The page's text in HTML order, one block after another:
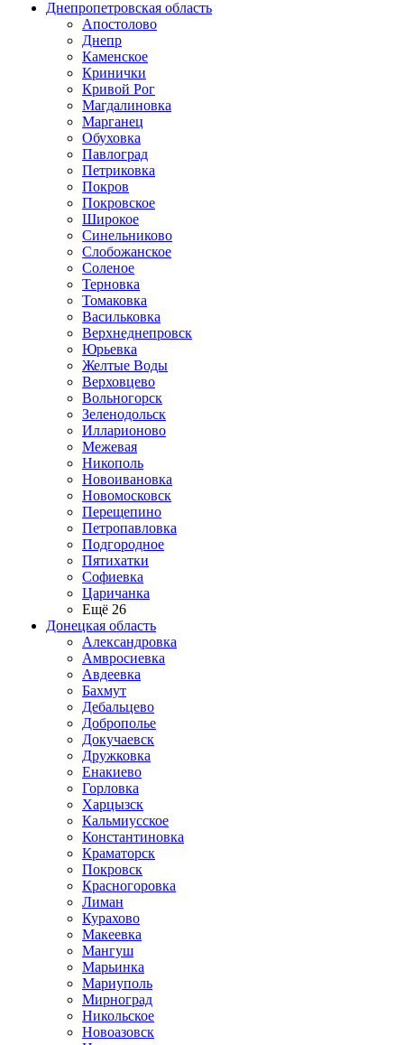
Днепропетровская область
Апостолово
Днепр
Каменское
Кринички
Кривой Рог
Магдалиновка
Марганец
Обуховка
Павлоград
Петриковка
Покров
Покровское
Широкое
Синельниково
Слобожанское
Соленое
Терновка
Томаковка
Васильковка
Верхнеднепровск
Юрьевка
Желтые Воды
Верховцево
Вольногорск
Зеленодольск
Илларионово
Межевая
Никополь
Новоивановка
Новомосковск
Перещепино
Петропавловка
Подгородное
Пятихатки
Софиевка
Царичанка
Ещё 26
Донецкая область
Александровка
Амвросиевка
Авдеевка
Бахмут
Дебальцево
Доброполье
Докучаевск
Дружковка
Енакиево
Горловка
Харцызск
Кальмиусское
Константиновка
Краматорск
Покровск
Красногоровка
Лиман
Курахово
Макеевка
Мангуш
Марьинка
Мариуполь
Мирноград
Никольское
Новоазовск